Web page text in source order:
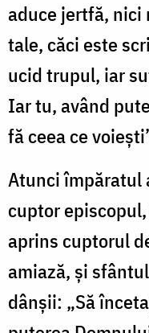
aduce jertfă, nici
tale, căci este
ucid trupul, iar
Iar tu, având
fă ceea ce
Atunci împăratul
cuptor
aprins cuptorul
amiază, și
dânșii: „Să